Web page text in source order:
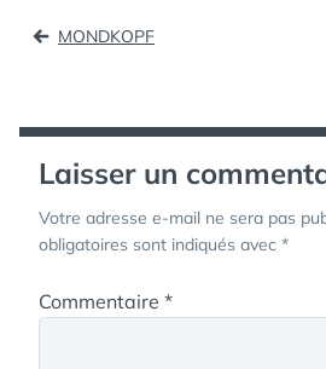
Navigation
MONDKOPF
Laisser un
Votre adresse e-mail ne sera pas
obligatoires sont indiqués avec *
Commentaire *